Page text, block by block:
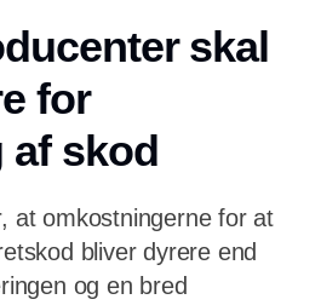
skal
for
af skod
at omkostningerne for at
bliver dyrere end
og en bred